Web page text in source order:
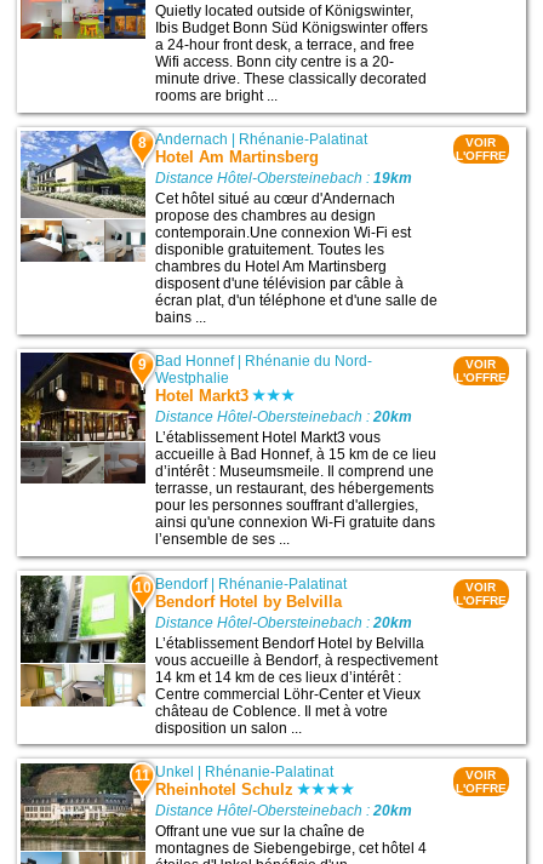
Quietly located outside of Königswinter,
Ibis Budget Bonn Süd Königswinter offers
a 24-hour front desk, a terrace, and free
Wifi access. Bonn city centre is a 20-
minute drive. These classically decorated
rooms are bright ...
8 Andernach Rhénanie-Palatinat
Hotel Am Martinsberg
Distance Hôtel-Obersteinebach :19km
Cet hôtel situé au cœur d'Andernach
propose des chambres au design
contemporain.Une connexion Wi-Fi est
disponible gratuitement. Toutes les
chambres du Hotel Am Martinsberg
disposent d'une télévision par câble à
écran plat, d'un téléphone et d'une salle de
bains ...
VOIR
L'OFFRE
9 Bad Honnef|
Rhénanie du Nord-
Westphalie
Hotel Markt3
Distance Hôtel-Obersteinebach :20km
L’établissement Hotel Markt3 vous
accueille à Bad Honnef, à 15 km de ce lieu
d’intérêt : Museumsmeile. Il comprend une
terrasse, un restaurant, des hébergements
pour les personnes souffrant d'allergies,
ainsi qu'une connexion Wi-Fi gratuite dans
l’ensemble de ses ...
VOIR
L'OFFRE
10 Bendorf| Rhénanie-Palatinat
Bendorf Hotel by Belvilla
Distance Hôtel-Obersteinebach :20km
L’établissement Bendorf Hotel by Belvilla
vous accueille à Bendorf, à respectivement
14 km et 14 km de ces lieux d’intérêt :
Centre commercial Löhr-Center et Vieux
château de Coblence. Il met à votre
disposition un salon ...
VOIR
L'OFFRE
11 Unkel | Rhénanie-Palatinat
Rheinhotel Schulz
Distance Hôtel-Obersteinebach :20km
Offrant une vue sur la chaîne de
montagnes de Siebengebirge, cet hôtel 4
VOIR
L'OFFRE